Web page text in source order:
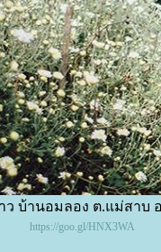
บ้านอมลอง ต.แม่สาบ อ
https://goo.gl/HNX3WA